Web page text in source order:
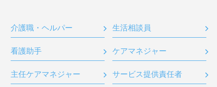
介護職・ヘルパー 生活相談員
看護助手 ケアマネジャー
主任ケアマネジャー サービス提供責任者